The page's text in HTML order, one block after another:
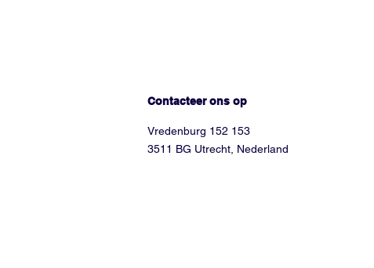
Contacteer ons op
Vredenburg 152 153
3511 BG Utrecht, Nederland